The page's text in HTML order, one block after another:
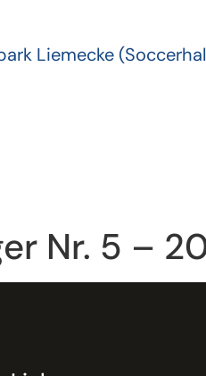
Liemecke
Nr. 5 –